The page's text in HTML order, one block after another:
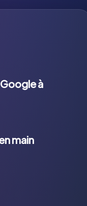
à
main